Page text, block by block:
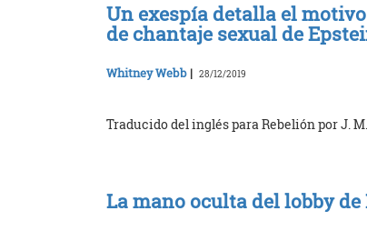
Un exespía detalla el
de chantaje sexual de
Whitney Webb | 28/12/2019
Traducido del inglés para Rebelión por J. M.
La mano oculta del lobby